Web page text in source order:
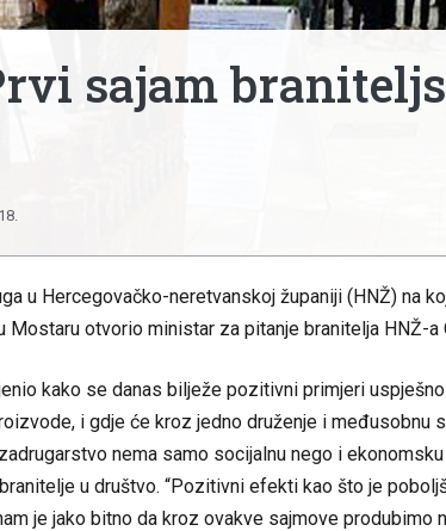
sajam
u Hercegovačko-neretvanskoj županiji (HNŽ) na
Mostaru otvorio ministar za pitanje branitelja HNŽ-a
kako se danas bilježe pozitivni primjeri
i gdje će kroz jedno druženje i međusobnu
nema samo socijalnu nego i
u društvo. “Pozitivni efekti kao što je
je jako bitno da kroz ovakve sajmove produbimo